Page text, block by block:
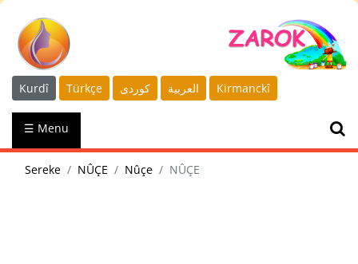
Kurdî Türkçe كوردى العربية Kirmanckî
☰ Menu
Sereke NÛÇE Nûçe NÛÇE